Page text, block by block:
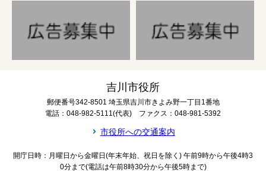
吉川市役所
郵便番号342-8501 埼玉県吉川市きよみ野一丁目1番地
電話：048-982-5111(代表) ファクス：048-981-5392
市役所への交通案内
開庁日時：月曜日から金曜日(年末年始、祝日を除く) 午前9時から午後4時3
0分まで(電話は午前8時30分から午後5時まで)